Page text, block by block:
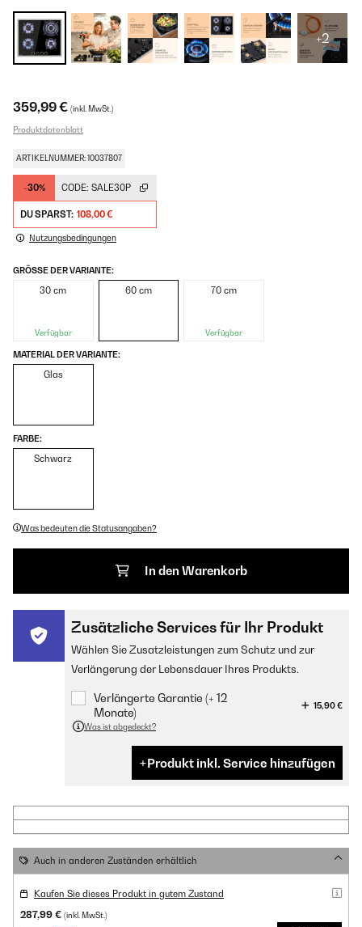
+2
359,99 € (inkl. MwSt.)
Produktdatenblatt
ARTIKELNUMMER: 10037807
-30% CODE: SALE30P
DU SPARST: 108,00 €
Nutzungsbedingungen
GRÖSSE DER VARIANTE:
30 cm
Verfügbar
60 cm 70 cm
Verfügbar
MATERIAL DER VARIANTE:
Glas
FARBE:
Schwarz
Was bedeuten die Statusangaben?
In den Warenkorb
Zusätzliche Services für Ihr Produkt
Wählen Sie Zusatzleistungen zum Schutz und zur
Verlängerung der Lebensdauer Ihres Produkts.
Verlängerte Garantie (+ 12
Monate)
15,90 €
Was ist abgedeckt?
Produkt inkl. Service hinzufügen
Auch in anderen Zuständen erhältlich
Kaufen Sie dieses Produkt in gutem Zustand
287,99 € (inkl. MwSt.)